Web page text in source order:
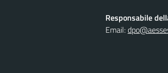
Responsabile
Email: